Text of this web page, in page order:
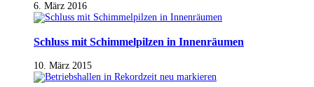
6. März 2016
Schluss mit Schimmelpilzen in Innenräumen
10. März 2015